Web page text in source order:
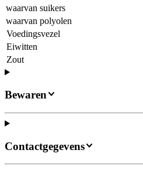
waarvan suikers
waarvan polyolen
Voedingsvezel
Eiwitten
Zout
Bewaren
Contactgegevens